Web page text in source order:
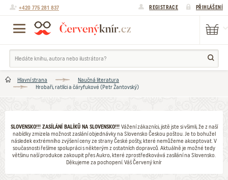
+420 775 281 837 REGISTRACE PŘIHLÁŠENÍ
Hlavní strana
Naučná literatura
Hrobaři, ratlíci a čáryfukové (Petr Žantovský)
SLOVENSKO!!! ZASÍLÁNÍ BALÍKŮ NA SLOVENSKO!!! Vážení zákazníci, jistě jste si všimli, že z naší
nabídky zmizela možnost zaslání objednávky na Slovensko Českou poštou. Je to bohužel
následek extrémního zvýšení ceny ze strany České pošty, které nemůžeme akceptovat. V
současnosti řešíme spolupráci s některým z ostatních dopravců. Aktuálně je možné tedy
většinu naší produkce zakoupit přes Aukro, které zprostředkovává zasílání na Slovensko.
Děkujeme za pochopení. Váš Červený knír